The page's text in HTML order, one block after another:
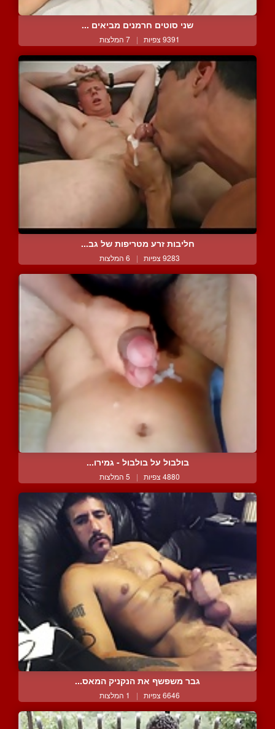
שני סוטים חרמנים מביאים ...
9391 צפיות | 7 המלצות
חליבות זרע מטריפות של גב...
9283 צפיות | 6 המלצות
בולבול על בולבול - גמירו...
4880 צפיות | 5 המלצות
גבר משפשף את הנקניק המאס...
6646 צפיות | 1 המלצות